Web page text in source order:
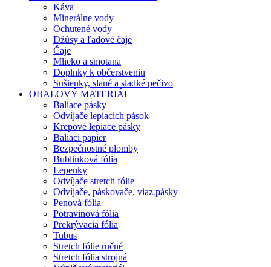
Káva
Minerálne vody
Ochutené vody
Džúsy a ľadové čaje
Čaje
Mlieko a smotana
Doplnky k občerstveniu
Sušienky, slané a sladké pečivo
OBALOVÝ MATERIÁL
Baliace pásky
Odvíjače lepiacich pások
Krepové lepiace pásky
Baliaci papier
Bezpečnostné plomby
Bublinková fólia
Lepenky
Odvíjače stretch fólie
Odvíjače, páskovače, viaz.pásky
Penová fólia
Potravinová fólia
Prekrývacia fólia
Tubus
Stretch fólie ručné
Stretch fólia strojná